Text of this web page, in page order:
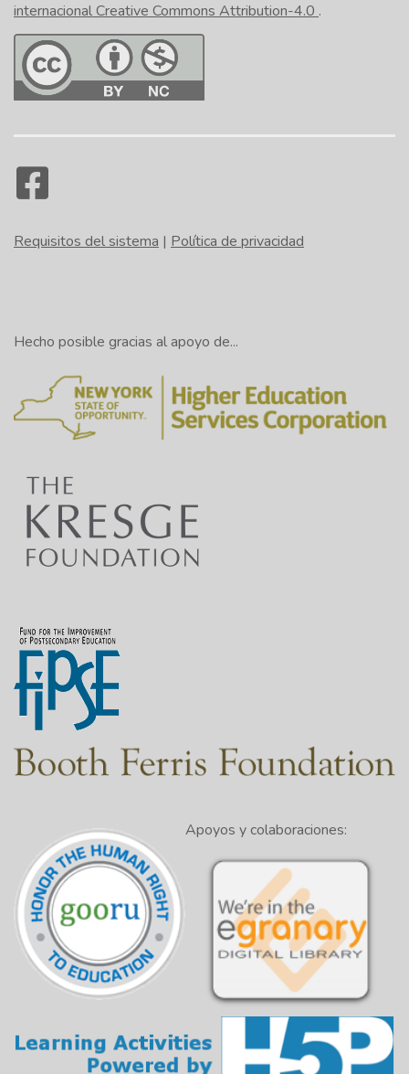
internacional Creative Commons Attribution-4.0 .
Requisitos del sistema | Política de privacidad
Hecho posible gracias al apoyo de...
Apoyos y colaboraciones: